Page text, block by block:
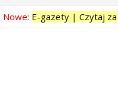
Nowe: E-gazety | Czytaj
<strong>Działki i
Rehabilitacja